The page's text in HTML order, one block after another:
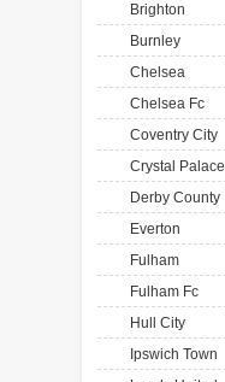
Brighton
Burnley
Chelsea
Chelsea Fc
Coventry City
Crystal Palace
Derby County
Everton
Fulham
Fulham Fc
Hull City
Ipswich Town